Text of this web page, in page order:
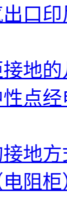
口
地
点
地
阻